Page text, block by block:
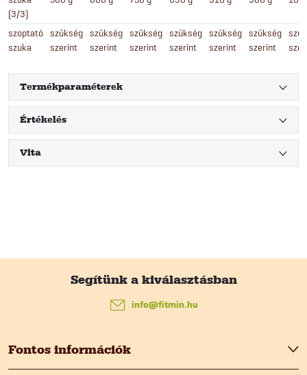
(3/3)
szoptató
szuka
szükség
szerint
szükség
szerint
szükség
szerint
szükség
szerint
szükség
szerint
szükség
szerint
Termékparaméterek
Értékelés
Vita
bFontos információk
info@fitmin.hu